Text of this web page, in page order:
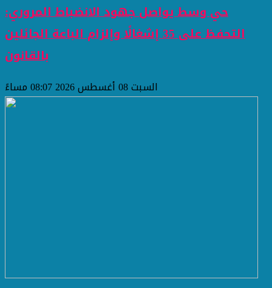
حي وسط يواصل جهود الانضباط المروري:
التحفظ على 35 إشغالًا وإلزام الباعة الجائلين
بالقانون
السبت 08 أغسطس 2026 08:07 مساءً